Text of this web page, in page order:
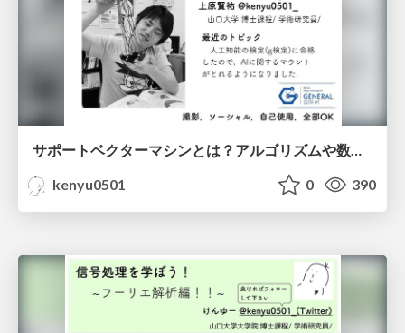
kenyu0501
0 390